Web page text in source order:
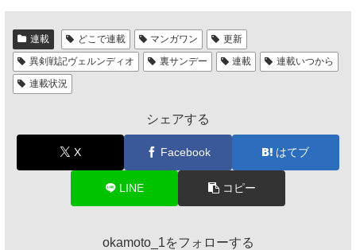
連載 どこで連載 マンガワン
更新
異剣戦記ヴェルンディオ
裏サンデー 連載
連載いつから
連載状況
シェアする
X Facebook はてブ
LINE コピー
okamoto_1をフォローする